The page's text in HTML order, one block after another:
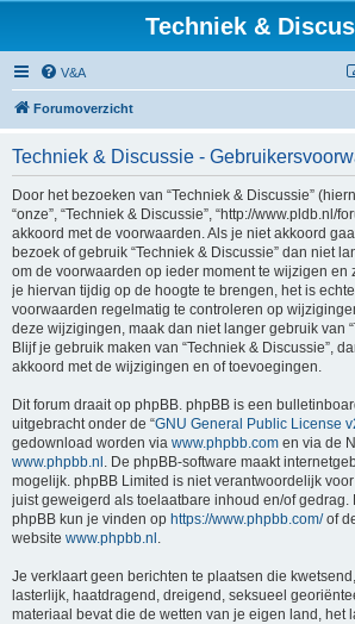
Techniek &
V&A
Forumoverzicht
Techniek & Discussie -
Door het bezoeken van “Techniek & Discussie”
“onze”, “Techniek & Discussie”, “http://www.pldb.nl/
akkoord met de voorwaarden. Als je niet akkoord
bezoek of gebruik “Techniek & Discussie” dan niet
om de voorwaarden op ieder moment te wijzigen en
je hiervan tijdig op de hoogte te brengen, het is
voorwaarden regelmatig te controleren op
deze wijzigingen, maak dan niet langer gebruik van
Blijf je gebruik maken van “Techniek & Discussie”,
akkoord met de wijzigingen en of toevoegingen.
Dit forum draait op phpBB. phpBB is een
uitgebracht onder de “GNU General Public License
gedownload worden via www.phpbb.com en via de
www.phpbb.nl . De phpBB-software maakt
mogelijk. phpBB Limited is niet verantwoordelijk
juist geweigerd als toelaatbare inhoud en/of gedrag.
phpBB kun je vinden op https://www.phpbb.com/of
website www.phpbb.nl .
Je verklaart geen berichten te plaatsen die
lasterlijk, haatdragend, dreigend, seksueel
materiaal bevat die de wetten van je eigen land, het